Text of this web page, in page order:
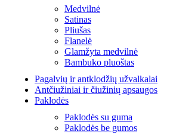
Medvilnė
Satinas
Pliušas
Flanelė
Glamžyta medvilnė
Bambuko pluoštas
Pagalvių ir antklodžių užvalkalai
Antčiužiniai ir čiužinių apsaugos
Paklodės
Paklodės su guma
Paklodės be gumos